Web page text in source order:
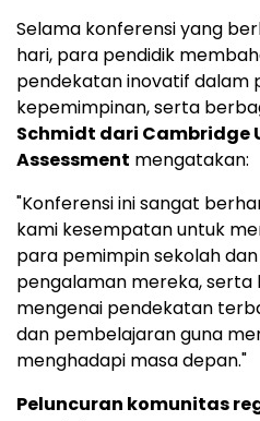
Selama konferensi yang
hari, para pendidik
pendekatan inovatif dalam
kepemimpinan, serta
Schmidt dari Cambridge
Assessment mengatakan:
"Konferensi ini sangat
kami kesempatan untuk
para pemimpin sekolah
pengalaman mereka,
mengenai pendekatan
dan pembelajaran guna
menghadapi masa depan."
Peluncuran komunitas